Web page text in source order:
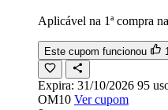
Aplicável na 1ª compra
Este cupom funcionou 1
Expira: 31/10/2026 95
OM10 Ver cupom